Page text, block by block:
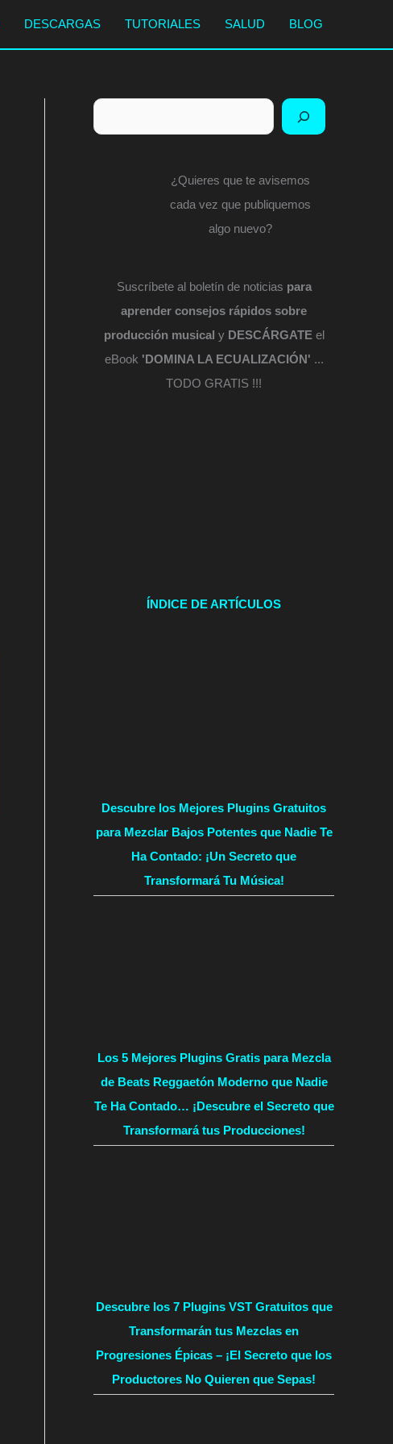
DESCARGAS TUTORIALES SALUD BLOG
Buscar
¿Quieres que te avisemos
cada vez que publiquemos
algo nuevo?
Suscríbete al boletín de noticias para
aprender consejos rápidos sobre
producción musical y DESCÁRGATEel
eBook 'DOMINA LA ECUALIZACIÓN' ...
TODO GRATIS !!!
ÍNDICE DE ARTÍCULOS
Descubre los Mejores Plugins Gratuitos
para Mezclar Bajos Potentes que Nadie Te
Ha Contado: ¡Un Secreto que
Transformará Tu Música!
Los 5 Mejores Plugins Gratis para Mezcla
de Beats Reggaetón Moderno que Nadie
Te Ha Contado… ¡Descubre el Secreto que
Transformará tus Producciones!
Descubre los 7 Plugins VST Gratuitos que
Transformarán tus Mezclas en
Progresiones Épicas – ¡El Secreto que los
Productores No Quieren que Sepas!